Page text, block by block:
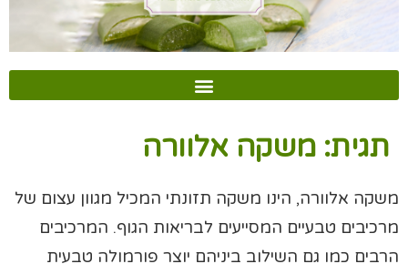
תגית: משקה אלוורה
משקה אלוורה, הינו משקה תזונתי המכיל מגוון עצום של
מרכיבים טבעיים המסייעים לבריאות הגוף. המרכיבים
הרבים כמו גם השילוב ביניהם יוצר פורמולה טבעית